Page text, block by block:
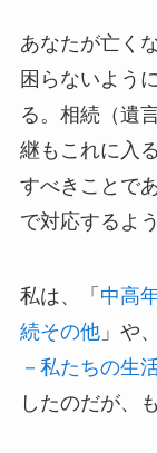
あなたが亡く
困らないよう
る。相続（遺
継もこれに入
すべきことで
で対応するよ
私は、「 中高
続その他」や
－私たちの生
したのだが、